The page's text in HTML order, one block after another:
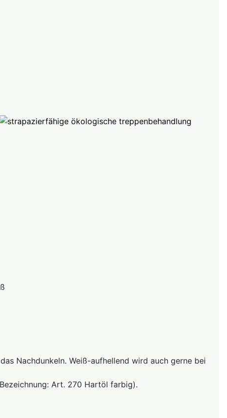
Nachdunkeln. Weiß-aufhellend wird auch gerne bei
Art. 270 Hartöl farbig).